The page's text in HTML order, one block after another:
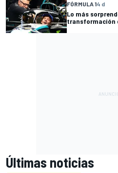
FÓRMULA 14 d
Lo más
transformación
Últimas noticias